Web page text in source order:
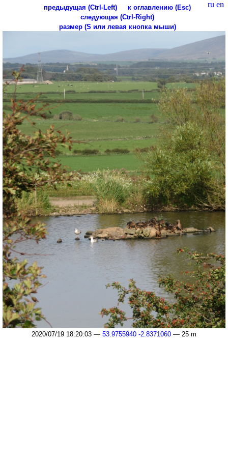
ru en
предыдущая (Ctrl-Left)
к оглавлению (Esc)
следующая (Ctrl-Right)
размер (S или левая кнопка мыши)
2020/07/19 18:20:03 — 53.9755940 -2.8371060 — 25 m